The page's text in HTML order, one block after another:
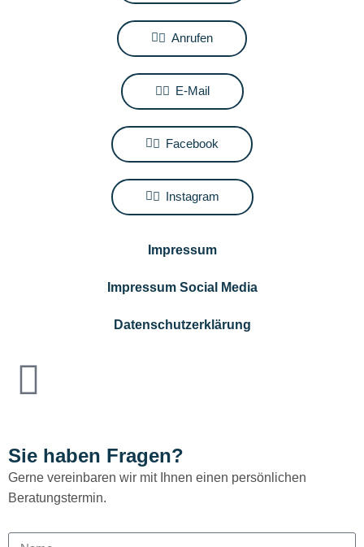
Anrufen
E-Mail
Facebook
Instagram
Impressum
Impressum Social Media
Datenschutzerklärung
Sie haben Fragen?
Gerne vereinbaren wir mit Ihnen einen persönlichen
Beratungstermin.